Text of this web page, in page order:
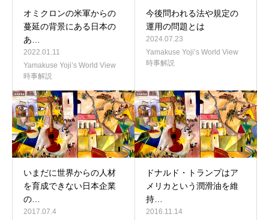
オミクロンの米軍からの
蔓延の背景にある日本の
あ…
2022.01.11
Yamakuse Yoji’s World View
時事解説
今後問われる法や規定の
運用の問題とは
2024.07.23
Yamakuse Yoji’s World View
時事解説
いまだに世界からの人材
を育成できない日本企業
の…
2017.07.4
ドナルド・トランプはア
メリカという潤滑油を維
持…
2016.11.14